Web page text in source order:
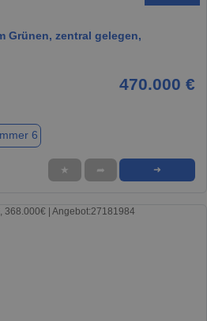
Grünen, zentral gelegen,
470.000 €
6
★ ➦ ➜